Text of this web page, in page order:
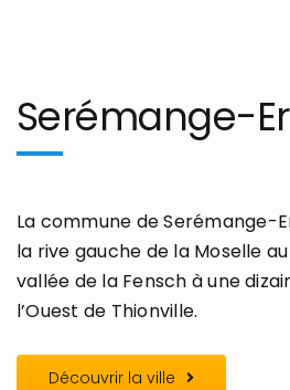
Serémange-
La commune de Serémange-
la rive gauche de la Moselle
vallée de la Fensch à une
l’Ouest de Thionville.
Découvrir la ville